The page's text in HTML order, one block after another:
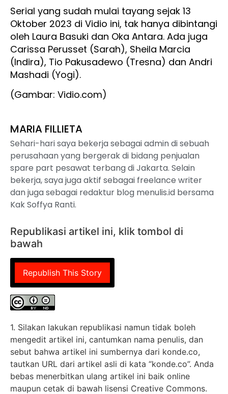
Serial yang sudah mulai tayang sejak 13
Oktober 2023 di Vidio ini, tak hanya dibintangi
oleh Laura Basuki dan Oka Antara. Ada juga
Carissa Perusset (Sarah), Sheila Marcia
(Indira), Tio Pakusadewo (Tresna) dan Andri
Mashadi (Yogi).
(Gambar: Vidio.com)
MARIA FILLIETA
Sehari-hari saya bekerja sebagai admin di sebuah
perusahaan yang bergerak di bidang penjualan
spare part pesawat terbang di Jakarta. Selain
bekerja, saya juga aktif sebagai freelance writer
dan juga sebagai redaktur blog menulis.id bersama
Kak Soffya Ranti.
Republikasi artikel ini, klik tombol di
bawah
Republish This Story
1. Silakan lakukan republikasi namun tidak boleh
mengedit artikel ini, cantumkan nama penulis, dan
sebut bahwa artikel ini sumbernya dari konde.co,
tautkan URL dari artikel asli di kata “konde.co”. Anda
bebas menerbitkan ulang artikel ini baik online
maupun cetak di bawah lisensi Creative Commons.